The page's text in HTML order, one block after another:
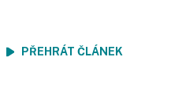
PŘEHRÁT ČLÁNEK